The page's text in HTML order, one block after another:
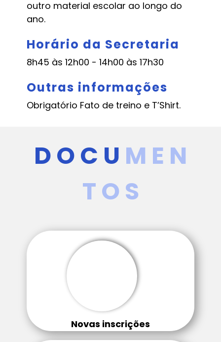
outro material escolar ao longo do
ano.
Horário da Secretaria
8h45 às 12h00 - 14h00 às 17h30
Outras informações
Obrigatório Fato de treino e T’Shirt.
D O C U M ​E N
T O S
Novas inscrições